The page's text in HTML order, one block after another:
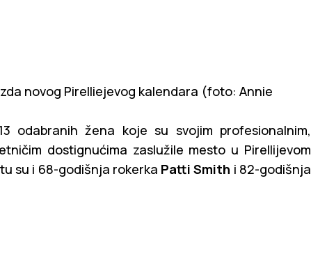
novog Pirelliejevog kalendara (foto: Annie
odabranih žena koje su svojim profesionalnim,
dostignućima zaslužile mesto u Pirellijevom
su i 68-godišnja rokerka Patti Smith i 82-godišnja